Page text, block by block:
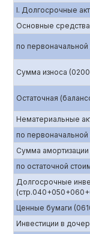
I. Долгосрочные
Основные
по первоначальной
Сумма износа
Остаточная
Нематериальные
по первоначальной
Сумма
по остаточной
Долгосрочные
Ценные бумаги
Инвестиции в